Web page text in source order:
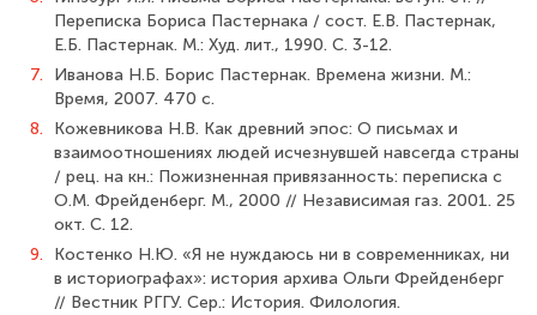
Переписка Бориса Пастернака / сост. Е.В. Пастернак,
Е.Б. Пастернак. М.: Худ. лит., 1990. С. 3-12.
7.
Иванова Н.Б. Борис Пастернак. Времена жизни. М.:
Время, 2007. 470 с.
8.
Кожевникова Н.В. Как древний эпос: О письмах и
взаимоотношениях людей исчезнувшей навсегда страны
/ рец. на кн.: Пожизненная привязанность: переписка с
О.М. Фрейденберг. М., 2000 // Независимая газ. 2001. 25
окт. С. 12.
9.
Костенко Н.Ю. «Я не нуждаюсь ни в современниках, ни
в историографах»: история архива Ольги Фрейденберг
// Вестник РГГУ. Сер.: История. Филология.